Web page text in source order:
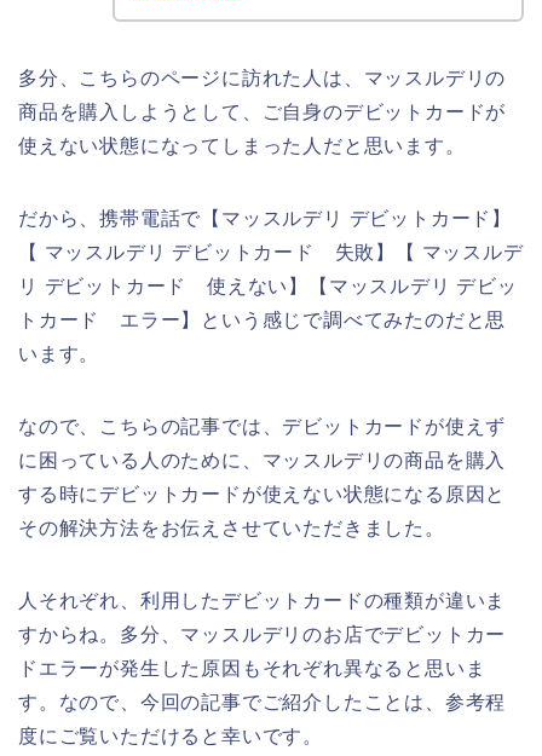
多分、こちらのページに訪れた人は、マッスルデリの
商品を購入しようとして、ご自身のデビットカードが
使えない状態になってしまった人だと思います。
だから、携帯電話で【マッスルデリ デビットカード】
【 マッスルデリ デビットカード 失敗】【 マッスルデ
リ デビットカード 使えない】【マッスルデリ デビッ
トカード エラー】という感じで調べてみたのだと思
います。
なので、こちらの記事では、デビットカードが使えず
に困っている人のために、マッスルデリの商品を購入
する時にデビットカードが使えない状態になる原因と
その解決方法をお伝えさせていただきました。
人それぞれ、利用したデビットカードの種類が違いま
すからね。多分、マッスルデリのお店でデビットカー
ドエラーが発生した原因もそれぞれ異なると思いま
す。なので、今回の記事でご紹介したことは、参考程
度にご覧いただけると幸いです。